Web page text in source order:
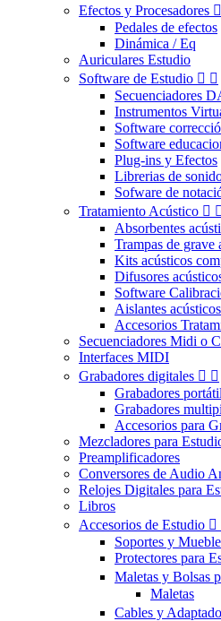
Efectos y Procesadores 
Pedales de efectos
Dinámica / Eq
Auriculares Estudio
Software de Estudio  
Secuenciadores
Instrumentos
Software
Software
Plug-ins y Efectos
Librerias de
Sofware de
Tratamiento Acústico  
Absorbentes
Trampas de grave
Kits acústicos
Difusores
Software
Aislantes acústicos
Accesorios
Secuenciadores Midi o
Interfaces MIDI
Grabadores digitales  
Grabadores
Grabadores
Accesorios para
Mezcladores para
Preamplificadores
Conversores de Audio
Relojes Digitales para
Libros
Accesorios de Estudio 
Soportes y
Protectores para
Maletas y Bolsas
Maletas
Cables y